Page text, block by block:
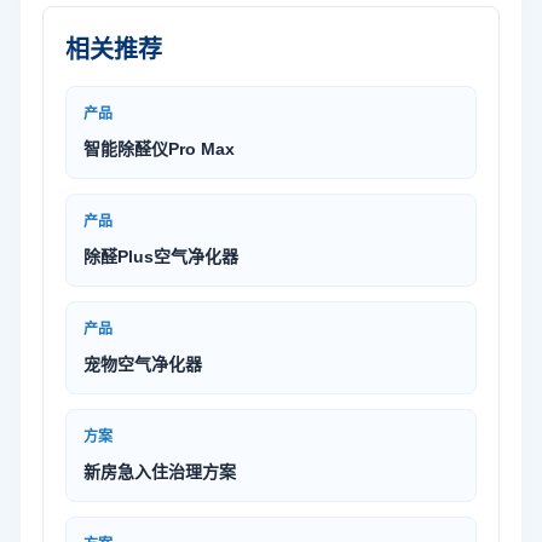
相关推荐
产品
智能除醛仪Pro Max
产品
除醛Plus空气净化器
产品
宠物空气净化器
方案
新房急入住治理方案